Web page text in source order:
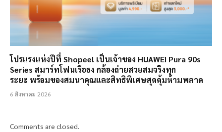
โปรแรงแห่งปีที่ Shopee! เป็นเจ้าของ HUAWEI Pura 90s
Series สมาร์ทโฟนเรือธง กล้องถ่ายสวยสมจริงทุก
ระยะ พร้อมของสมนาคุณและสิทธิพิเศษสุดคุ้มห้ามพลาด
6 สิงหาคม 2026
Comments are closed.